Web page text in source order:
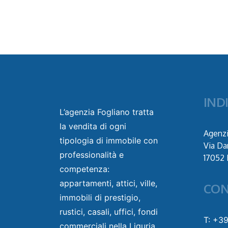
L’agenzia Fogliano tratta
la vendita di ogni
tipologia di immobile con
professionalità e
competenza:
appartamenti, attici, ville,
immobili di prestigio,
rustici, casali, uffici, fondi
commerciali nella Liguria
Via
17052
T: